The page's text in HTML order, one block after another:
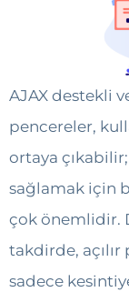
AJAX destekli
pencereler,
ortaya
sağlamak için
çok önemlidir.
takdirde,
sadece